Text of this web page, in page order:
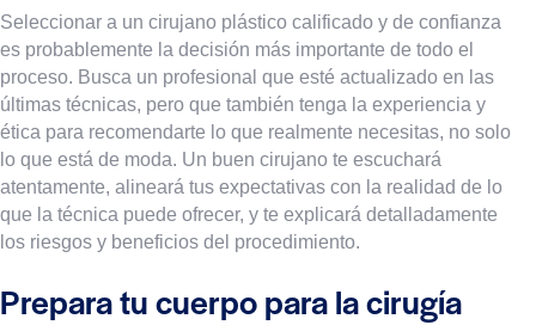
Seleccionar a un cirujano plástico calificado y de confianza
es probablemente la decisión más importante de todo el
proceso. Busca un profesional que esté actualizado en las
últimas técnicas, pero que también tenga la experiencia y
ética para recomendarte lo que realmente necesitas, no solo
lo que está de moda. Un buen cirujano te escuchará
atentamente, alineará tus expectativas con la realidad de lo
que la técnica puede ofrecer, y te explicará detalladamente
los riesgos y beneficios del procedimiento.
Prepara tu cuerpo para la cirugía